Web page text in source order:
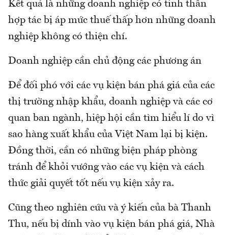
Kết quả là những doanh nghiệp có tinh thần
hợp tác bị áp mức thuế thấp hơn những doanh
nghiệp không có thiện chí.
Doanh nghiệp cần chủ động các phương án
Để đối phó với các vụ kiện bán phá giá của các
thị trường nhập khẩu, doanh nghiệp và các cơ
quan ban ngành, hiệp hội cần tìm hiểu lí do vì
sao hàng xuất khẩu của Việt Nam lại bị kiện.
Đồng thời, cần có những biện pháp phòng
tránh để khỏi vướng vào các vụ kiện và cách
thức giải quyết tốt nếu vụ kiện xảy ra.
Cũng theo nghiên cứu và ý kiến của bà Thanh
Thu, nếu bị dính vào vụ kiện bán phá giá, Nhà